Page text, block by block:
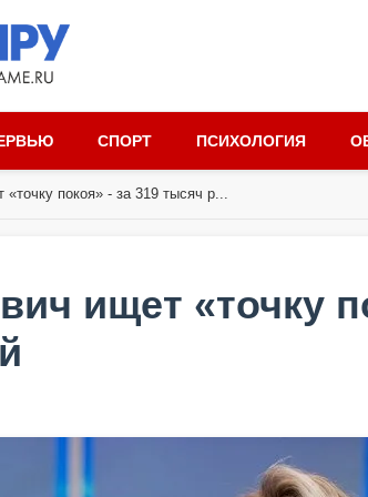
СПОРТ ПСИХОЛОГИЯ
покоя» - за 319 тысяч р...
ищет «точку